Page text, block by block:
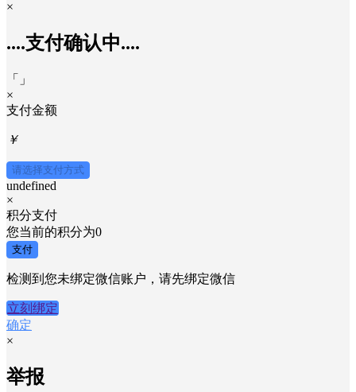
×
....支付确认中....
「
」
×
支付金额
￥
请选择支付方式
undefined
×
积分支付
您当前的积分为0
支付
检测到您未绑定微信账户，请先绑定微信
立刻绑定
确定
×
举报